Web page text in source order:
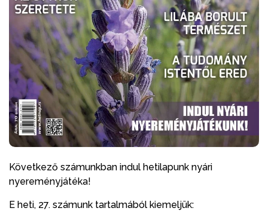
Következő számunkban indul hetilapunk nyári
nyereményjátéka!
E heti, 27. számunk tartalmából kiemeljük: